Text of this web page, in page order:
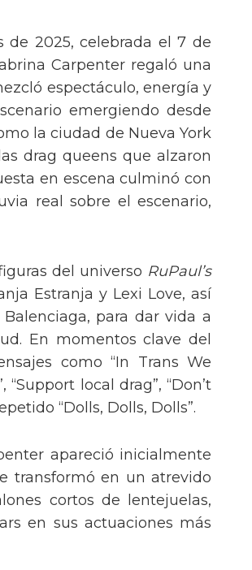
de 2025, celebrada el 7 de
Carpenter regaló una
espectáculo, energía y
emergiendo desde
la ciudad de Nueva York
drag queens que alzaron
en escena culminó con
real sobre el escenario,
del universo RuPaul’s
Estranja y Lexi Love, así
para dar vida a
En momentos clave del
como “In Trans We
“Support local drag”, “Don’t
“Dolls, Dolls, Dolls”.
apareció inicialmente
transformó en un atrevido
cortos de lentejuelas,
en sus actuaciones más